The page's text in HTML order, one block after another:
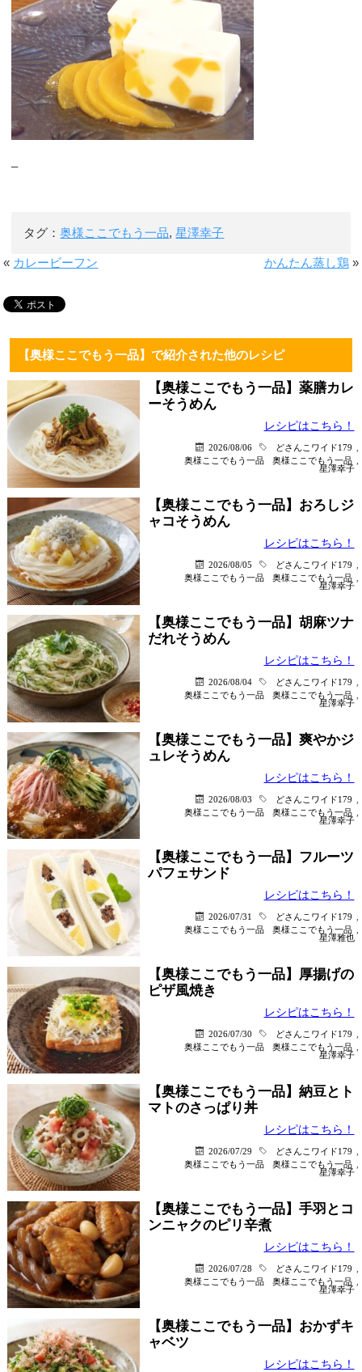
–
タグ：奥様ここでもう一品,星澤幸子
« カレービーフン かんたん蒸し鶏»
【奥様ここでもう一品】で紹介された他のレシピ
【奥様ここでもう一品】薬膳カレ
ーそうめん
レシピはこちら！
2026/08/06 どさんこワイド179
奥様ここでもう一品
奥様ここでもう一品
星澤幸子
【奥様ここでもう一品】おろしジ
ャコそうめん
レシピはこちら！
2026/08/05 どさんこワイド179
奥様ここでもう一品
奥様ここでもう一品
星澤幸子
【奥様ここでもう一品】胡麻ツナ
だれそうめん
レシピはこちら！
2026/08/04 どさんこワイド179
奥様ここでもう一品
奥様ここでもう一品
星澤幸子
【奥様ここでもう一品】爽やかジ
ュレそうめん
レシピはこちら！
2026/08/03 どさんこワイド179
奥様ここでもう一品
奥様ここでもう一品
星澤幸子
【奥様ここでもう一品】フルーツ
パフェサンド
レシピはこちら！
2026/07/31 どさんこワイド179
奥様ここでもう一品
奥様ここでもう一品
星澤雅也
【奥様ここでもう一品】厚揚げの
ピザ風焼き
レシピはこちら！
2026/07/30 どさんこワイド179
奥様ここでもう一品
奥様ここでもう一品
星澤幸子
【奥様ここでもう一品】納豆とト
マトのさっぱり丼
レシピはこちら！
2026/07/29 どさんこワイド179
奥様ここでもう一品
奥様ここでもう一品
星澤幸子
【奥様ここでもう一品】手羽とコ
ンニャクのピリ辛煮
レシピはこちら！
2026/07/28 どさんこワイド179
奥様ここでもう一品
奥様ここでもう一品
星澤幸子
【奥様ここでもう一品】おかずキ
ャベツ
レシピはこちら！